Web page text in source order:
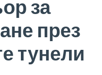
за
през
тунели